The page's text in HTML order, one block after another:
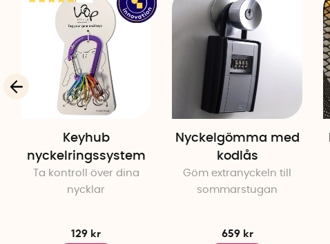
Keyhub
nyckelringssystem
Ta kontroll över dina
nycklar
129 kr
Nyckelgömma med
kodlås
Göm extranyckeln till
sommarstugan
659 kr